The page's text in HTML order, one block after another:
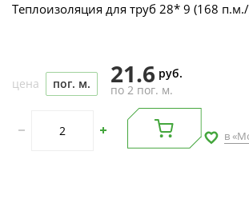
Теплоизоляция для труб 28* 9 (168
цена пог. м. 21.6 руб.
по 2 пог. м.
в